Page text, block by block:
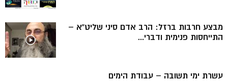
מבצע חרבות ברזל: הרב אדם סיני שליט”א –
התייחסות פנימית ודברי...
עשרת ימי תשובה – עבודת הימים